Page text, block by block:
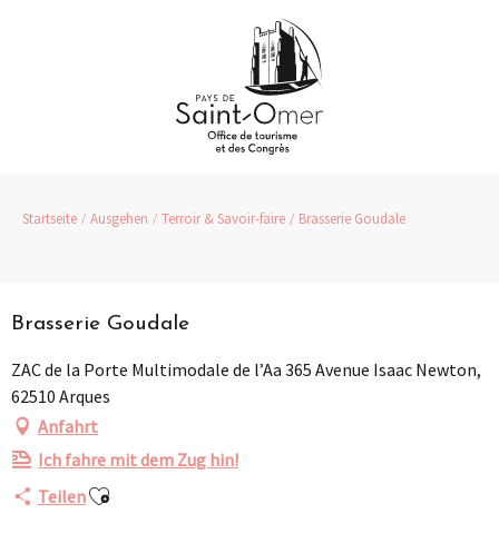
Startseite Ausgehen Terroir & Savoir-faire Brasserie Goudale
Brasserie Goudale
ZAC de la Porte Multimodale de l’Aa 365 Avenue Isaac Newton,
62510 Arques
Anfahrt
Ich fahre mit dem Zug hin!
TeilenAjouter aux favoris